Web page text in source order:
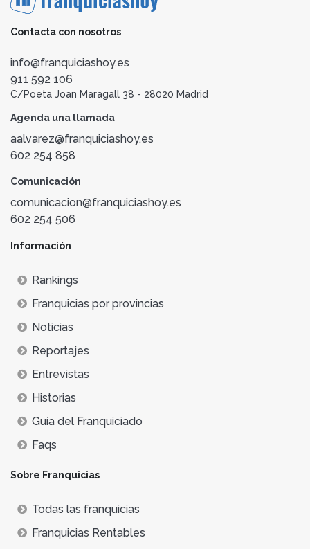
Contacta con nosotros
info@franquiciashoy.es
911 592 106
C/Poeta Joan Maragall 38 - 28020 Madrid
Agenda una llamada
aalvarez@franquiciashoy.es
602 254 858
Comunicación
comunicacion@franquiciashoy.es
602 254 506
Información
Rankings
Franquicias por provincias
Noticias
Reportajes
Entrevistas
Historias
Guía del Franquiciado
Faqs
Sobre Franquicias
Todas las franquicias
Franquicias Rentables